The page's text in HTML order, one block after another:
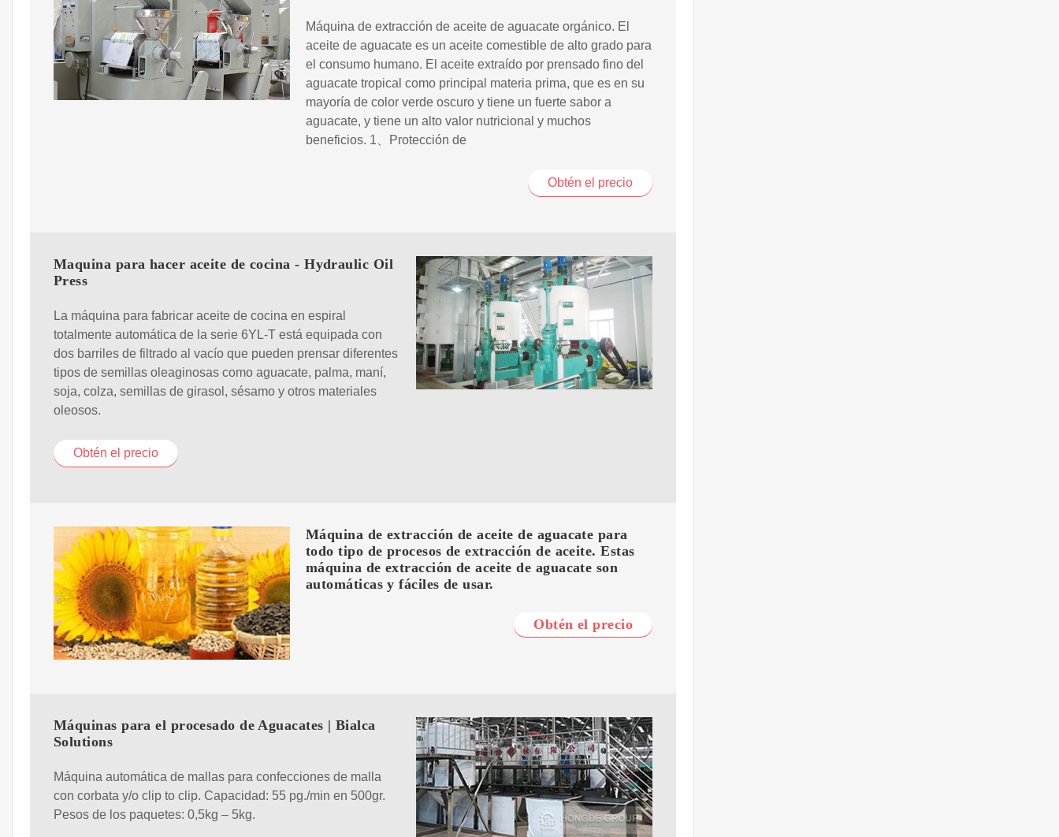
Máquina de extracción de aceite de aguacate orgánico. El
aceite de aguacate es un aceite comestible de alto grado para
el consumo humano. El aceite extraído por prensado fino del
aguacate tropical como principal materia prima, que es en su
mayoría de color verde oscuro y tiene un fuerte sabor a
aguacate, y tiene un alto valor nutricional y muchos
beneficios. 1、Protección de
Obtén el precio
Maquina para hacer aceite de cocina - Hydraulic Oil
Press
La máquina para fabricar aceite de cocina en espiral
totalmente automática de la serie 6YL-T está equipada con
dos barriles de filtrado al vacío que pueden prensar diferentes
tipos de semillas oleaginosas como aguacate, palma, maní,
soja, colza, semillas de girasol, sésamo y otros materiales
oleosos.
Obtén el precio
Máquina de extracción de aceite de aguacate para
todo tipo de procesos de extracción de aceite. Estas
máquina de extracción de aceite de aguacate son
automáticas y fáciles de usar.
Obtén el precio
Máquinas para el procesado de Aguacates | Bialca
Solutions
Máquina automática de mallas para confecciones de malla
con corbata y/o clip to clip. Capacidad: 55 pg./min en 500gr.
Pesos de los paquetes: 0,5kg – 5kg.